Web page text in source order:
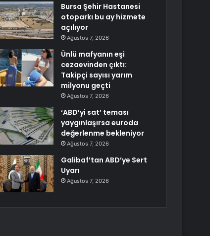
Bursa Şehir Hastanesi
otoparkı bu ay hizmete
açılıyor
Ağustos 7, 2026
Ünlü mafyanın eşi
cezaevinden çıktı:
Takipçi sayısı yarım
milyonu geçti
Ağustos 7, 2026
‘ABD’yi sat’ teması
yaygınlaşırsa euroda
değerlenme bekleniyor
Ağustos 7, 2026
Galibaf’tan ABD’ye Sert
Uyarı
Ağustos 7, 2026